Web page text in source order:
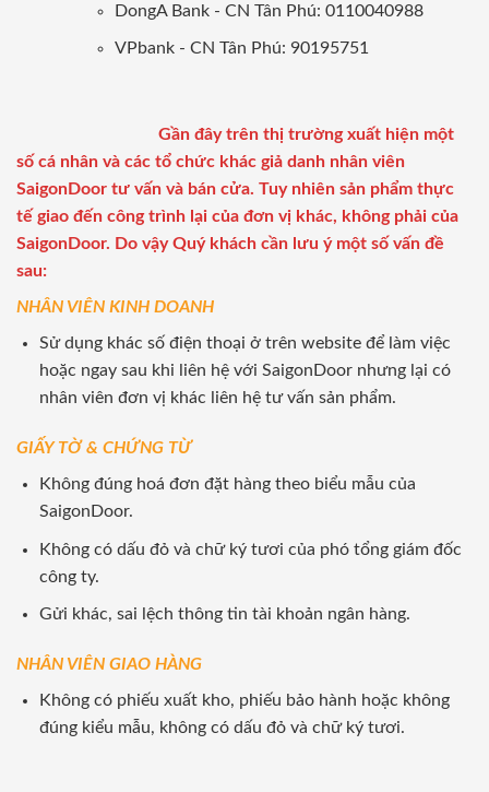
DongA Bank - CN Tân Phú: 0110040988
VPbank - CN Tân Phú: 90195751
Gần đây trên thị trường xuất hiện một
số cá nhân và các tổ chức khác giả danh nhân viên
SaigonDoor tư vấn và bán cửa. Tuy nhiên sản phẩm thực
tế giao đến công trình lại của đơn vị khác, không phải của
SaigonDoor. Do vậy Quý khách cần lưu ý một số vấn đề
sau:
NHÂN VIÊN KINH DOANH
Sử dụng khác số điện thoại ở trên website để làm việc
hoặc ngay sau khi liên hệ với SaigonDoor nhưng lại có
nhân viên đơn vị khác liên hệ tư vấn sản phẩm.
GIẤY TỜ & CHỨNG TỪ
Không đúng hoá đơn đặt hàng theo biểu mẫu của
SaigonDoor.
Không có dấu đỏ và chữ ký tươi của phó tổng giám đốc
công ty.
Gửi khác, sai lệch thông tin tài khoản ngân hàng.
NHÂN VIÊN GIAO HÀNG
Không có phiếu xuất kho, phiếu bảo hành hoặc không
đúng kiểu mẫu, không có dấu đỏ và chữ ký tươi.